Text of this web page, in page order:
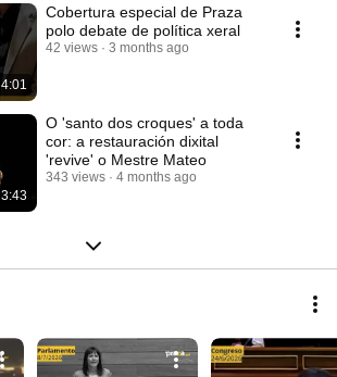
4:01
Cobertura especial de Praza
polo debate de política xeral
42 views 3 months ago
3:43
O 'santo dos croques' a toda
cor: a restauración dixital
'revive' o Mestre Mateo
343 views 4 months ago